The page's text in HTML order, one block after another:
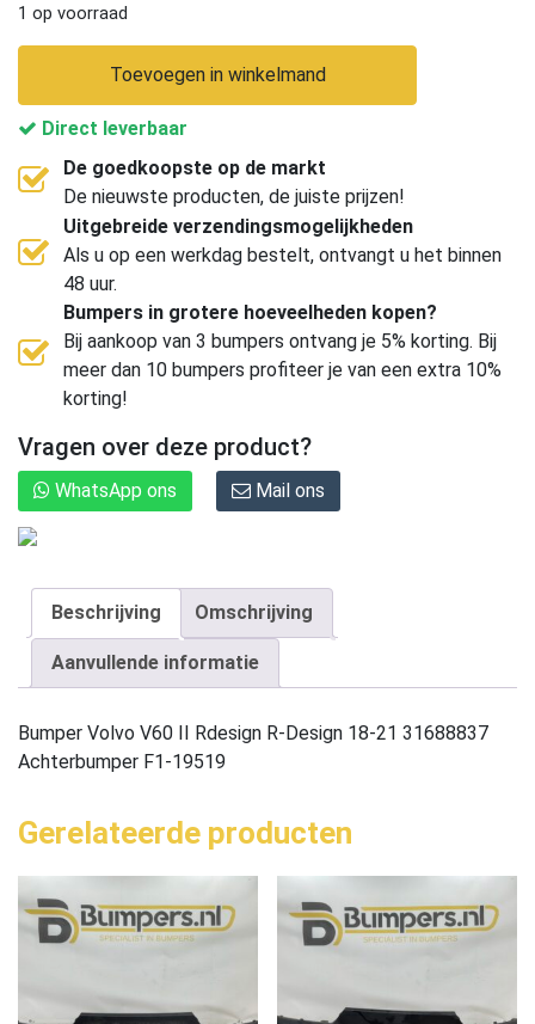
1 op voorraad
Toevoegen in winkelmand
Direct leverbaar
De goedkoopste op de markt
De nieuwste producten, de juiste prijzen!
Uitgebreide verzendingsmogelijkheden
Als u op een werkdag bestelt, ontvangt u het binnen
48 uur.
Bumpers in grotere hoeveelheden kopen?
Bij aankoop van 3 bumpers ontvang je 5% korting. Bij
meer dan 10 bumpers profiteer je van een extra 10%
korting!
Vragen over deze product?
WhatsApp ons Mail ons
Beschrijving Omschrijving
Aanvullende informatie
Bumper Volvo V60 II Rdesign R-Design 18-21 31688837
Achterbumper F1-19519
Gerelateerde producten